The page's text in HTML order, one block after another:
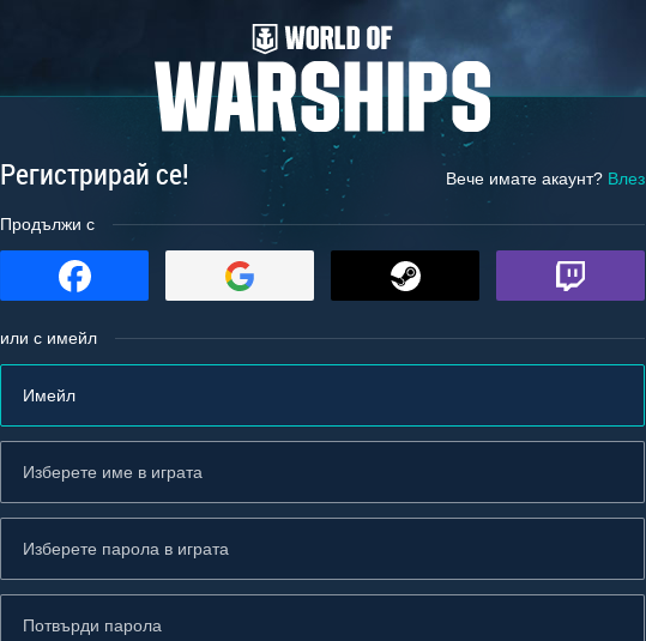
Регистрирай се! Вече имате акаунт? Влез
Продължи с
или с имейл